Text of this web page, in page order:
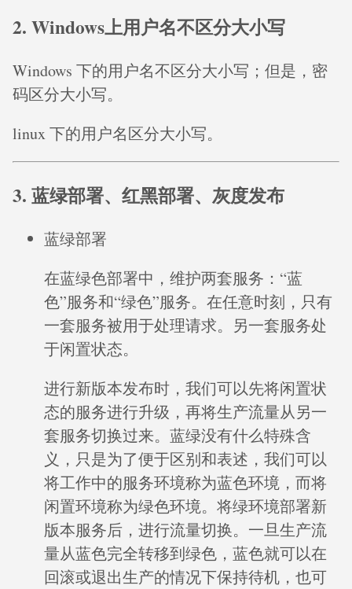
2. Windows上用户名不区分大小写
Windows 下的用户名不区分大小写；但是，密
码区分大小写。
linux 下的用户名区分大小写。
3. 蓝绿部署、红黑部署、灰度发布
蓝绿部署
在蓝绿色部署中，维护两套服务：“蓝
色”服务和“绿色”服务。在任意时刻，只有
一套服务被用于处理请求。另一套服务处
于闲置状态。
进行新版本发布时，我们可以先将闲置状
态的服务进行升级，再将生产流量从另一
套服务切换过来。蓝绿没有什么特殊含
义，只是为了便于区别和表述，我们可以
将工作中的服务环境称为蓝色环境，而将
闲置环境称为绿色环境。将绿环境部署新
版本服务后，进行流量切换。一旦生产流
量从蓝色完全转移到绿色，蓝色就可以在
回滚或退出生产的情况下保持待机，也可